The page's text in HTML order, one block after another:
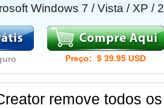
Windows 7 / Vista / XP /
Preço: $ 39.95 USD
remove todos